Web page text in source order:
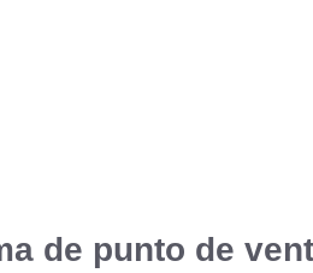
de punto de